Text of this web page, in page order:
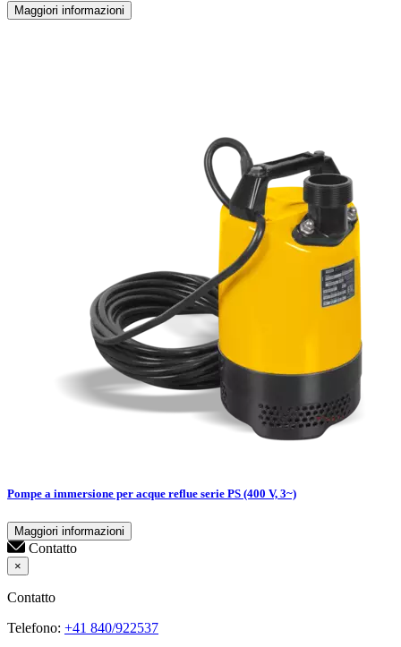
Maggiori informazioni
Pompe a immersione per acque reflue serie PS (400 V, 3~)
Maggiori informazioni
Contatto
×
Contatto
Telefono: +41 840/922537